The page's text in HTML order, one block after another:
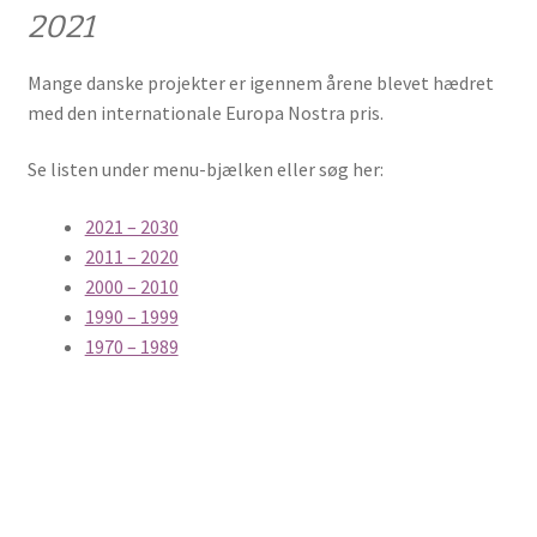
Europa Nostra Danmark har fået en ny
bestyrelsesformand
After work meeting
Fall event
2021
Mange danske projekter er igennem årene blevet hædret
med den internationale Europa Nostra pris.
Se listen under menu-bjælken eller søg her:
2021 – 2030
2011 – 2020
2000 – 2010
1990 – 1999
1970 – 1989